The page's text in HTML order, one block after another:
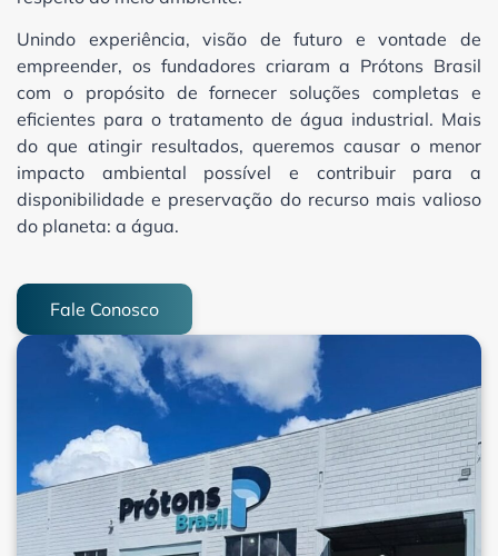
Unindo experiência, visão de futuro e vontade de
empreender, os fundadores criaram a Prótons Brasil
com o propósito de fornecer soluções completas e
eficientes para o tratamento de água industrial. Mais
do que atingir resultados, queremos causar o menor
impacto ambiental possível e contribuir para a
disponibilidade e preservação do recurso mais valioso
do planeta: a água.
Fale Conosco